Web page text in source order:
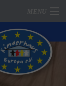
MENU